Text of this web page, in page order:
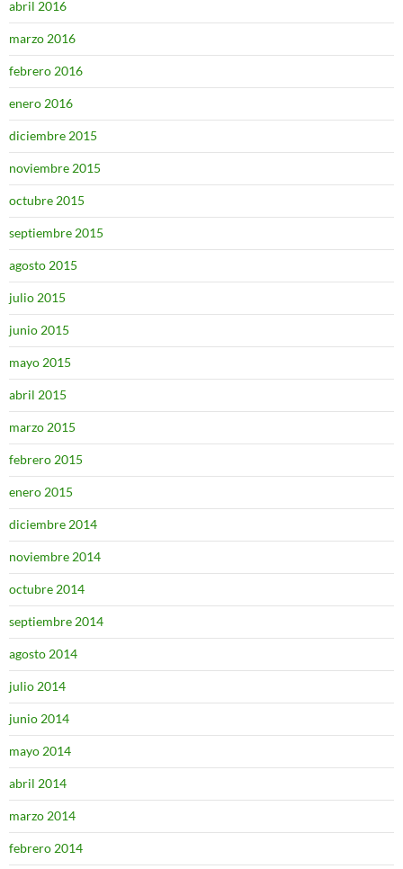
abril 2016
marzo 2016
febrero 2016
enero 2016
diciembre 2015
noviembre 2015
octubre 2015
septiembre 2015
agosto 2015
julio 2015
junio 2015
mayo 2015
abril 2015
marzo 2015
febrero 2015
enero 2015
diciembre 2014
noviembre 2014
octubre 2014
septiembre 2014
agosto 2014
julio 2014
junio 2014
mayo 2014
abril 2014
marzo 2014
febrero 2014